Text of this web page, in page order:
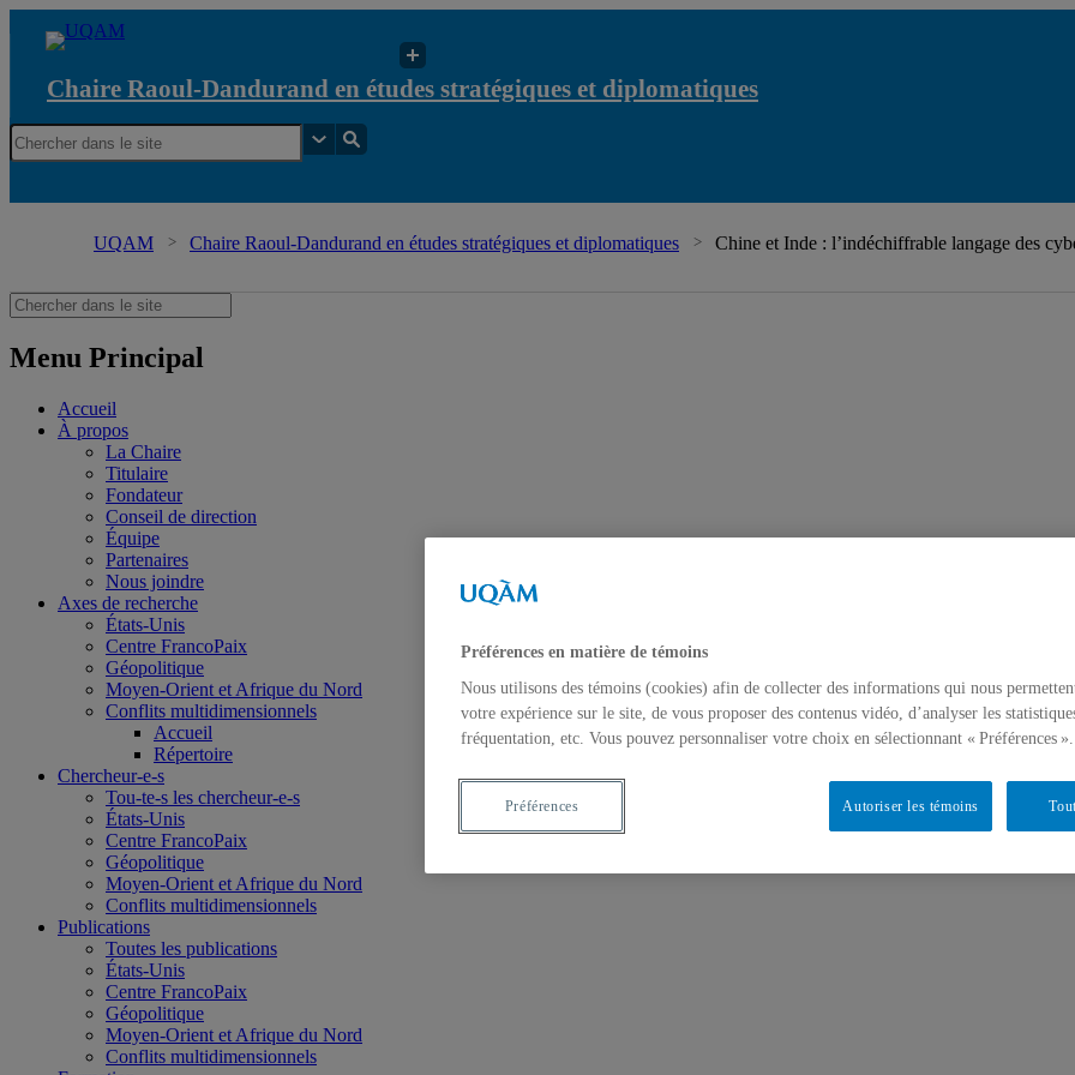
Chaire Raoul-Dandurand en études stratégiques et diplomatiques
UQAM Chaire Raoul-Dandurand en études stratégiques et diplomatiques Chine et Inde : l’indéchiffrable langage des
Menu Principal
Accueil
À propos
La Chaire
Titulaire
Fondateur
Conseil de direction
Équipe
Partenaires
Nous joindre
Axes de recherche
États-Unis
Centre FrancoPaix
Géopolitique
Moyen-Orient et Afrique du Nord
Conflits multidimensionnels
Accueil
Répertoire
Chercheur-e-s
Tou-te-s les chercheur-e-s
États-Unis
Centre FrancoPaix
Géopolitique
Moyen-Orient et Afrique du Nord
Conflits multidimensionnels
Publications
Toutes les publications
États-Unis
Centre FrancoPaix
Géopolitique
Moyen-Orient et Afrique du Nord
Conflits multidimensionnels
Préférences en matière de témoins
Nous utilisons des témoins (cookies) afin de collecter des informations qui nous
votre expérience sur le site, de vous proposer des contenus vidéo, d’analyser les
fréquentation, etc. Vous pouvez personnaliser votre choix en sélectionnant « Préférences ».
Autoriser les témoins
Préférences